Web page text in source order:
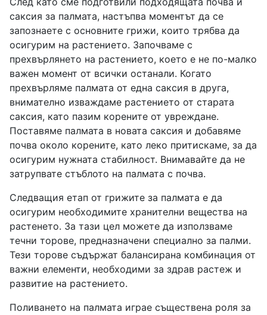
саксия за палмата, настъпва моментът да се
запознаете с основните грижи, които трябва да
осигурим на растението. Започваме с
прехвърлянето на растението, което е не по-малко
важен момент от всички останали. Когато
прехвърляме палмата от една саксия в друга,
внимателно изваждаме растението от старата
саксия, като пазим корените от увреждане.
Поставяме палмата в новата саксия и добавяме
почва около корените, като леко притискаме, за да
осигурим нужната стабилност. Внимавайте да не
затрупвате стъблото на палмата с почва.
Следващия етап от грижите за палмата е да
осигурим необходимите хранителни вещества на
растенето. За тази цел можете да използваме
течни торове, предназначени специално за палми.
Тези торове съдържат балансирана комбинация от
важни елементи, необходими за здрав растеж и
развитие на растението.
Поливането на палмата играе съществена роля за